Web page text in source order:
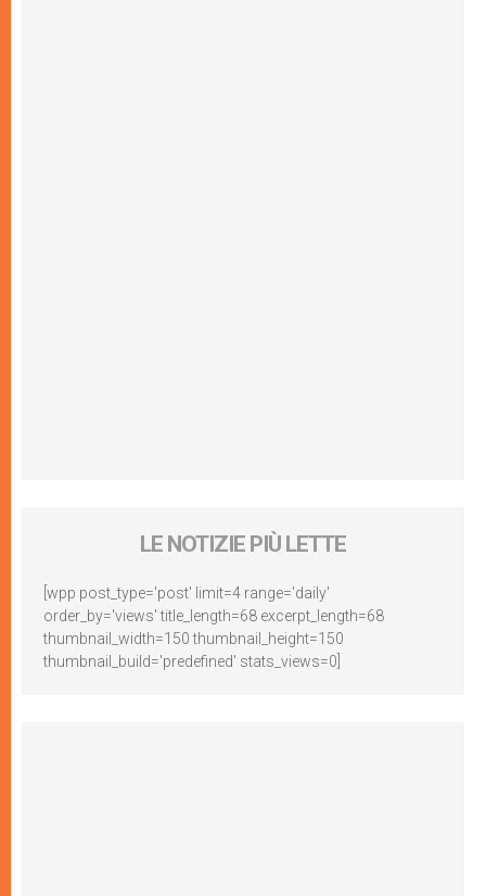
LE NOTIZIE PIÙ LETTE
[wpp post_type='post' limit=4 range='daily'
order_by='views' title_length=68 excerpt_length=68
thumbnail_width=150 thumbnail_height=150
thumbnail_build='predefined' stats_views=0]